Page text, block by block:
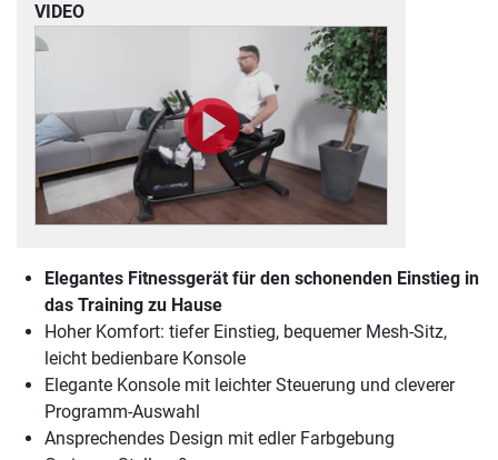
VIDEO
Elegantes Fitnessgerät für den schonenden Einstieg in
das Training zu Hause
Hoher Komfort: tiefer Einstieg, bequemer Mesh-Sitz,
leicht bedienbare Konsole
Elegante Konsole mit leichter Steuerung und cleverer
Programm-Auswahl
Ansprechendes Design mit edler Farbgebung